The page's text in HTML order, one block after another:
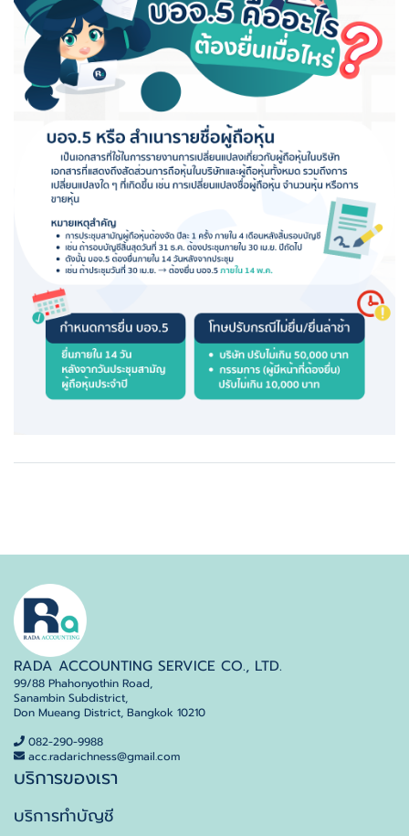
RADA ACCOUNTING SERVICE CO., LTD.
99/88 Phahonyothin Road,
Sanambin Subdistrict,
Don Mueang District, Bangkok 10210
082-290-9988
acc.radarichness@gmail.com
บริการของเรา
บริการทำบัญชี